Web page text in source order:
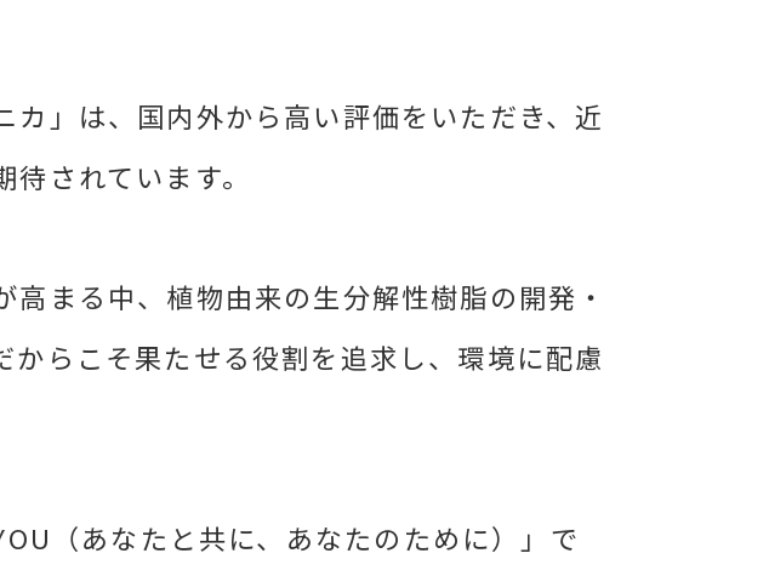
」は、国内外から高い評価をいただき、近
されています。
まる中、植物由来の生分解性樹脂の開発・
らこそ果たせる役割を追求し、環境に配慮
（あなたと共に、あなたのために）」で